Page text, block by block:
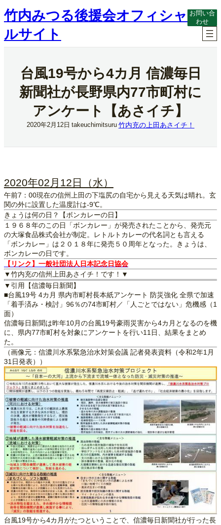
内
容
ス
キ
竹内みつる後援会オフィシャ
ルサイト
お問い合
わせ
台風19号から4カ月 信濃毎日
新聞社が長野県内77市町村に
アンケート【あさイチ】
2020年2月12日 takeuchimitsuru 竹内充の上田あさイチ！
2020年02月12日（水）
午前7：00現在の信州上田の下塩尻の自宅から見える天気は晴れ。玄
関の外に設置した温度計は-9℃。
きょうは何の日？【ボンカレーの日】
１９６８年のこの日「ボンカレー」が発売されたことから、発売元
の大塚食品株式会社が制定。レトルトカレーの代名詞とも言える
「ボンカレー」は２０１８年に発売５０周年となった。きょうは、
ボンカレーの日です。
【リンク】一般社団法人日本記念日協会
▼竹内充の信州上田あさイチ！です！▼
▼引用【信濃毎日新聞】
■台風19号 4カ月 県内市町村長本紙アンケート 防災強化 全県で加速
「着手済み・検討」96％の74市町村／「人ごとではない」危機感（1
面）
信濃毎日新聞は昨年10月の台風19号豪雨災害から4カ月となるのを機
に、県内77市町村を対象にアンケートを行い11日、結果をまとめ
た。
（画像元：信濃川水系緊急治水対策会議 記者発表資料（令和2年1月
31日発表））
台風19号から4カ月がたつということで、信濃毎日新聞社が行った長